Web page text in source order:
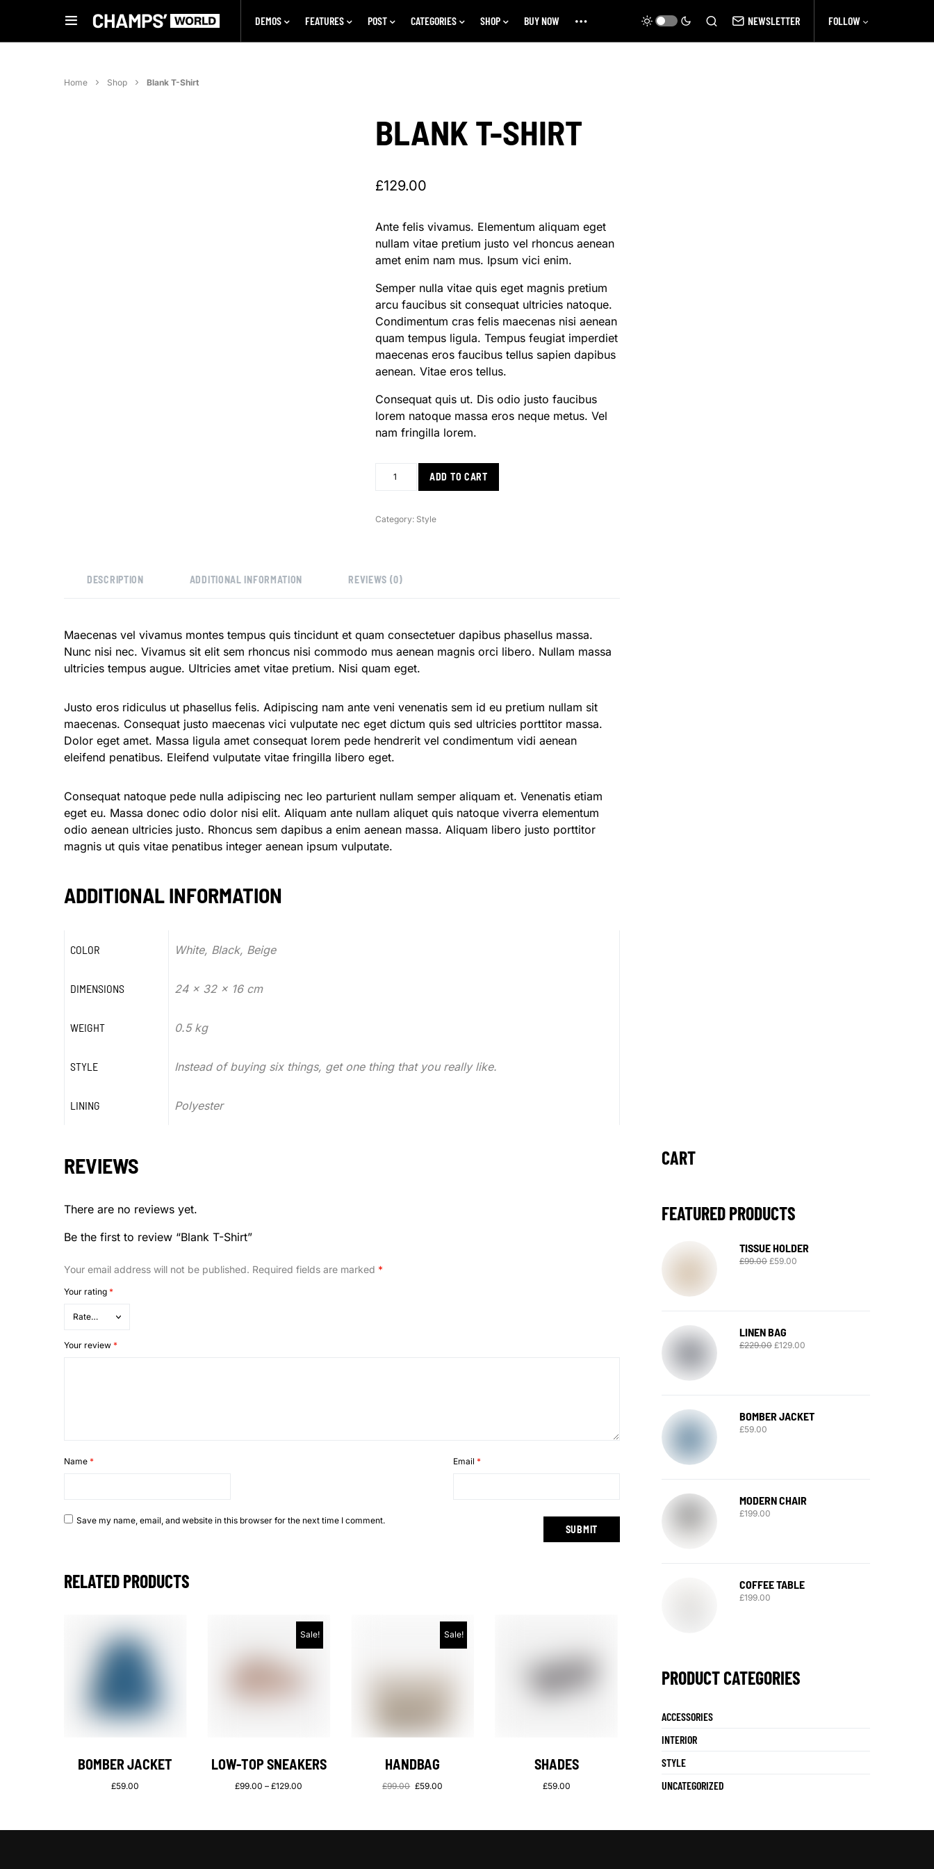
DEMOS FEATURES POST CATEGORIES SHOP BUY NOW NEWSLETTER FOLLOW
Home Shop Blank T-Shirt
BLANK T-SHIRT
£129.00
Ante felis vivamus. Elementum aliquam eget
nullam vitae pretium justo vel rhoncus aenean
amet enim nam mus. Ipsum vici enim.
Semper nulla vitae quis eget magnis pretium
arcu faucibus sit consequat ultricies natoque.
Condimentum cras felis maecenas nisi aenean
quam tempus ligula. Tempus feugiat imperdiet
maecenas eros faucibus tellus sapien dapibus
aenean. Vitae eros tellus.
Consequat quis ut. Dis odio justo faucibus
lorem natoque massa eros neque metus. Vel
nam fringilla lorem.
ADD TO CART
Category: Style
DESCRIPTION ADDITIONAL INFORMATION REVIEWS (0)
Maecenas vel vivamus montes tempus quis tincidunt et quam consectetuer dapibus phasellus massa.
Nunc nisi nec. Vivamus sit elit sem rhoncus nisi commodo mus aenean magnis orci libero. Nullam massa
ultricies tempus augue. Ultricies amet vitae pretium. Nisi quam eget.
Justo eros ridiculus ut phasellus felis. Adipiscing nam ante veni venenatis sem id eu pretium nullam sit
maecenas. Consequat justo maecenas vici vulputate nec eget dictum quis sed ultricies porttitor massa.
Dolor eget amet. Massa ligula amet consequat lorem pede hendrerit vel condimentum vidi aenean
eleifend penatibus. Eleifend vulputate vitae fringilla libero eget.
Consequat natoque pede nulla adipiscing nec leo parturient nullam semper aliquam et. Venenatis etiam
eget eu. Massa donec odio dolor nisi elit. Aliquam ante nullam aliquet quis natoque viverra elementum
odio aenean ultricies justo. Rhoncus sem dapibus a enim aenean massa. Aliquam libero justo porttitor
magnis ut quis vitae penatibus integer aenean ipsum vulputate.
ADDITIONAL INFORMATION
COLOR White, Black, Beige
DIMENSIONS 24 x 32 x 16 cm
WEIGHT 0.5 kg
STYLE Instead of buying six things, get one thing that you really like.
LINING Polyester
REVIEWS
There are no reviews yet.
Be the first to review “Blank T-Shirt”
Your email address will not be published. Required fields are marked *
Your rating *
Your review *
Name * Email *
Save my name, email, and website in this browser for the next time I comment.
RELATED PRODUCTS
BOMBER JACKET
£59.00
Sale!
LOW-TOP SNEAKERS
£99.00 –£129.00
Sale!
HANDBAG
£99.00 £59.00
SHADES
£59.00
CART
FEATURED PRODUCTS
TISSUE HOLDER
£99.00 £59.00
LINEN BAG
£229.00 £129.00
BOMBER JACKET
£59.00
MODERN CHAIR
£199.00
COFFEE TABLE
£199.00
PRODUCT CATEGORIES
ACCESSORIES
INTERIOR
STYLE
UNCATEGORIZED